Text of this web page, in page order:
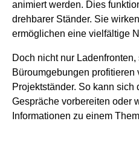
animiert werden. Dies
drehbarer Ständer. Sie
ermöglichen eine vielfältige
Doch nicht nur
Büroumgebungen profitieren
Projektständer. So kann sich
Gespräche vorbereiten oder
Informationen zu einem